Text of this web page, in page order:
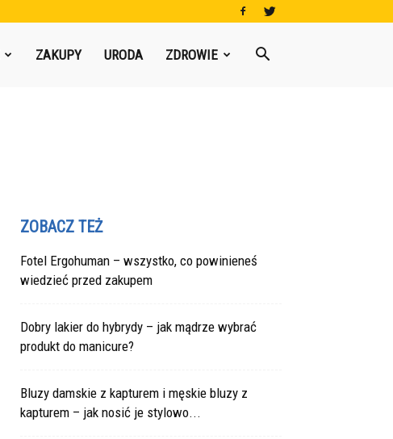
ZAKUPY URODA ZDROWIE
ZOBACZ TEŻ
Fotel Ergohuman – wszystko, co powinieneś
wiedzieć przed zakupem
Dobry lakier do hybrydy – jak mądrze wybrać
produkt do manicure?
Bluzy damskie z kapturem i męskie bluzy z
kapturem – jak nosić je stylowo...